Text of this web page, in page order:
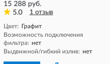
15 288 руб.
5.0
1 отзыв
Цвет: Графит
Возможность подключения
фильтра: нет
Выдвижной/гибкий излив: нет